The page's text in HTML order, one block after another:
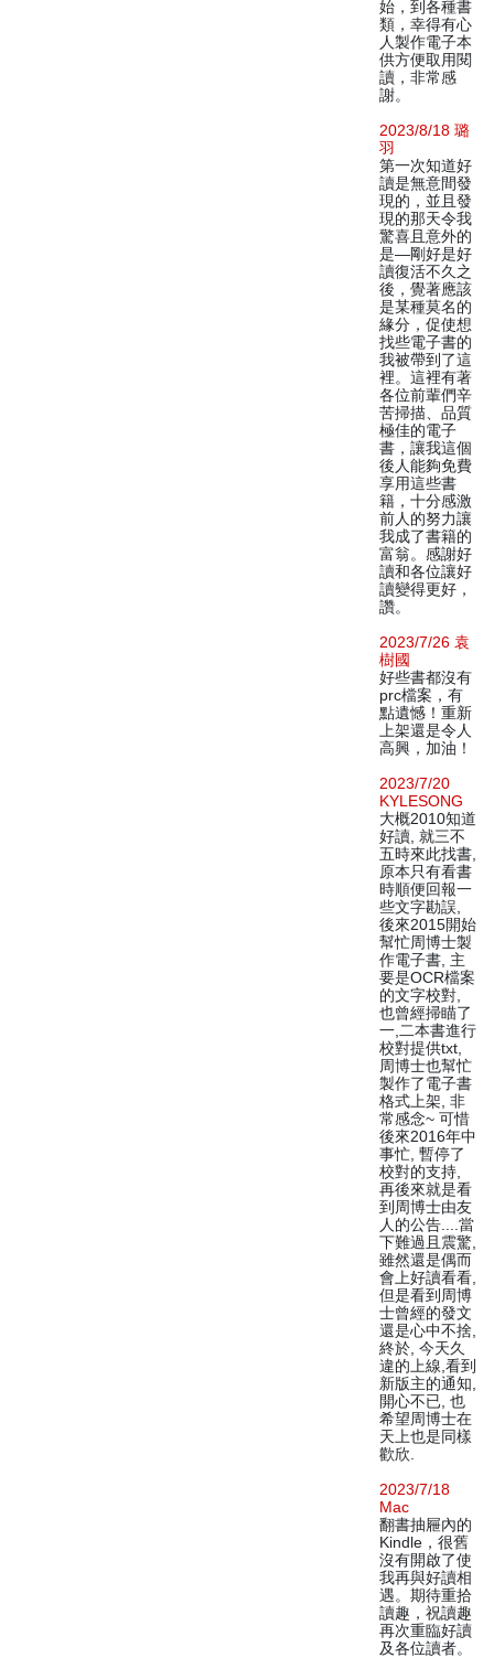
始，到各種書
類，幸得有心
人製作電子本
供方便取用閱
讀，非常感
謝。
2023/8/18 璐
羽
第一次知道好
讀是無意間發
現的，並且發
現的那天令我
驚喜且意外的
是—剛好是好
讀復活不久之
後，覺著應該
是某種莫名的
緣分，促使想
找些電子書的
我被帶到了這
裡。這裡有著
各位前輩們辛
苦掃描、品質
極佳的電子
書，讓我這個
後人能夠免費
享用這些書
籍，十分感激
前人的努力讓
我成了書籍的
富翁。感謝好
讀和各位讓好
讀變得更好，
讚。
2023/7/26 袁
樹國
好些書都沒有
prc檔案，有
點遺憾！重新
上架還是令人
高興，加油！
2023/7/20
KYLESONG
大概2010知道
好讀, 就三不
五時來此找書,
原本只有看書
時順便回報一
些文字勘誤,
後來2015開始
幫忙周博士製
作電子書, 主
要是OCR檔案
的文字校對,
也曾經掃瞄了
一,二本書進行
校對提供txt,
周博士也幫忙
製作了電子書
格式上架, 非
常感念~ 可惜
後來2016年中
事忙, 暫停了
校對的支持,
再後來就是看
到周博士由友
人的公告....當
下難過且震驚,
雖然還是偶而
會上好讀看看,
但是看到周博
士曾經的發文
還是心中不捨,
終於, 今天久
違的上線,看到
新版主的通知,
開心不已, 也
希望周博士在
天上也是同樣
歡欣.
2023/7/18
Mac
翻書抽屜內的
Kindle，很舊
沒有開啟了使
我再與好讀相
遇。期待重拾
讀趣，祝讀趣
再次重臨好讀
及各位讀者。